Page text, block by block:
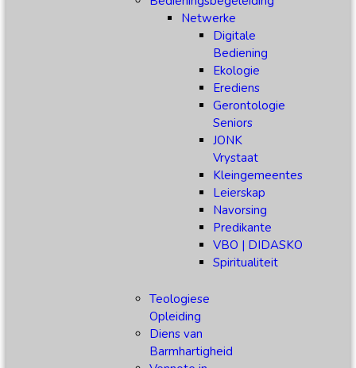
Netwerke
Digitale
Bediening
Ekologie
Erediens
Gerontologie
Seniors
JONK
Vrystaat
Kleingemeentes
Leierskap
Navorsing
Predikante
VBO | DIDASKO
Spiritualiteit
Teologiese
Opleiding
Diens van
Barmhartigheid